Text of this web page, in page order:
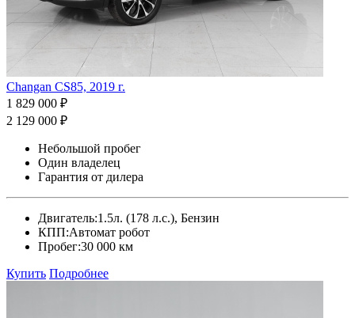
Changan CS85, 2019 г.
1 829 000 ₽
2 129 000 ₽
Небольшой пробег
Один владелец
Гарантия от дилера
Двигатель:1.5л. (178 л.с.), Бензин
КПП:Автомат робот
Пробег:30 000 км
Купить Подробнее